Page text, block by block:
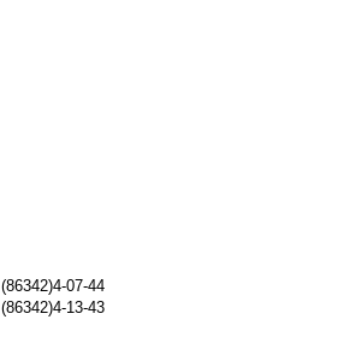
(86342)4-07-44
(86342)4-13-43